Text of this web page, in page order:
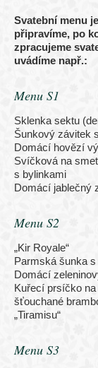
Svatební menu
připravíme, po
zpracujeme
uvádíme např.:
Menu S1
Sklenka sektu
Šunkový závitek
Domácí hovězí
Svíčková na
s bylinkami
Domácí jablečný
Menu S2
„Kir Royale“
Parmská šunka
Domácí
Kuřecí prsíčko
šťouchané
„Tiramisu“
Menu S3